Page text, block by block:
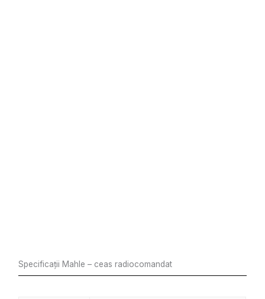
Specificații Mahle – ceas radiocomandat